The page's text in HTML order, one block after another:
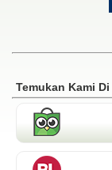
Temukan Kami Di